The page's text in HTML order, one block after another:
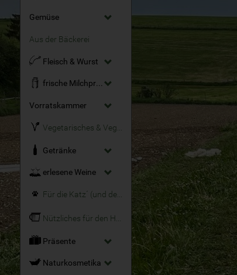
Gemüse
Aus der Bäckerei
Fleisch & Wurst
frische Milchprodukte
Vorratskammer
Getränke
erlesene Weine
Für die Katz´ (und den Hund)
Präsente
Naturkosmetika